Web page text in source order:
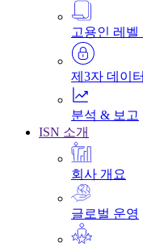
고용인 레벨
제3자 데이터
분석 & 보고
ISN 소개
회사 개요
글로벌 운영